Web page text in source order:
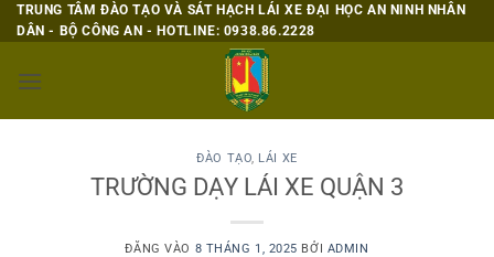
Bỏ
qua
dung
TRUNG TÂM ĐÀO TẠO VÀ SÁT HẠCH LÁI XE ĐẠI HỌC AN NINH NHÂN
DÂN - BỘ CÔNG AN - HOTLINE: 0938.86.2228
ĐÀO TẠO, LÁI XE
TRƯỜNG DẠY LÁI XE QUẬN 3
ĐĂNG VÀO 8 THÁNG 1, 2025 BỞI ADMIN